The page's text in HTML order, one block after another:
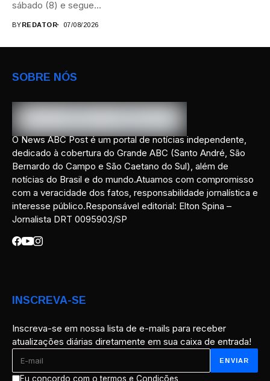
sábado (8) e segue
BYREDATOR 07/08/2026
SOBRE NÓS
O News ABC Post é um portal de notícias independente,
dedicado à cobertura do Grande ABC (Santo André, São
Bernardo do Campo e São Caetano do Sul), além de
notícias do Brasil e do mundo.Atuamos com compromisso
com a veracidade dos fatos, responsabilidade jornalística e
interesse público.Responsável editorial: Elton Spina –
Jornalista DRT 0095903/SP
INSCREVA-SE
Inscreva-se em nossa lista de e-mails para receber
atualizações diárias diretamente em sua caixa de entrada!
Eu concordo com o termos e Condições